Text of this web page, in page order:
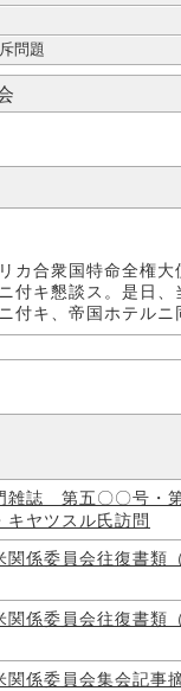
問題
カ合衆国特命全権
付キ懇談ス。是日
付キ、帝国ホテル
雑誌 第五〇〇号・
キヤツスル氏訪問
関係委員会往復書類
関係委員会往復書類
関係委員会集会記事